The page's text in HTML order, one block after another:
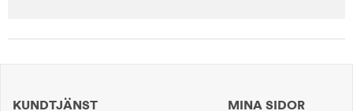
KUNDTJÄNST MINA SIDOR